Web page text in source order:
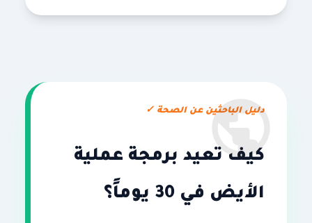
دليل الباحثين عن الصحة ✓
كيف تعيد برمجة عملية
الأيض في 30 يوماً؟